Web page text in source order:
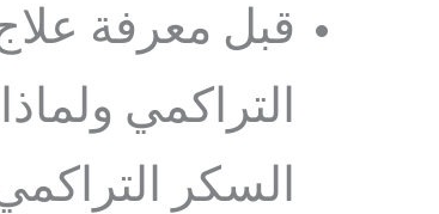
قبل معرفة
التراكمي
السكر